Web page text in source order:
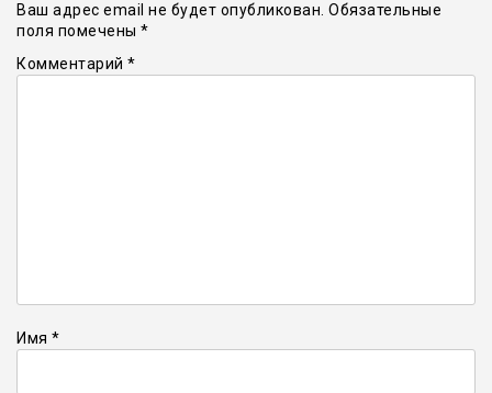
Ваш адрес email не будет опубликован. Обязательные
поля помечены *
Комментарий *
Имя *